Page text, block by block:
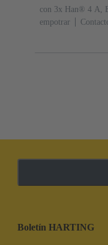
con 3x Han® 4 A,
empotrar
Boletín HARTING